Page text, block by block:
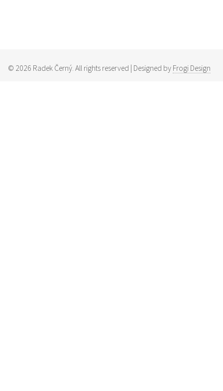
© 2026 Radek Černý. All rights reserved | Designed by Frogi Design